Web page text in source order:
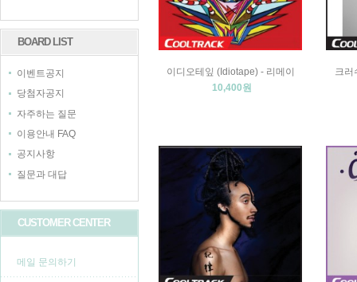
BOARD LIST
이벤트공지
당첨자공지
자주하는 질문
이용안내 FAQ
공지사항
질문과 대답
CUSTOMER CENTER
메일 문의하기
이디오테잎 (Idiotape) - 리메이
10,400원
크러